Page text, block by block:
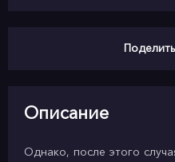
Описание
Однако, после этого